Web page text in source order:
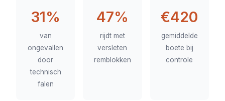
31%
van
ongevallen
door
technisch
falen
47%
rijdt met
versleten
remblokken
€420
gemiddelde
boete bij
controle